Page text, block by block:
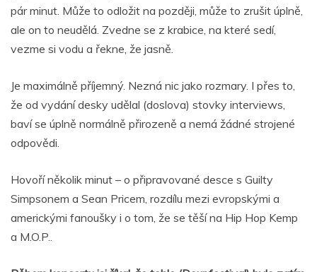
pár minut. Může to odložit na později, může to zrušit úplně,
ale on to neudělá. Zvedne se z krabice, na které sedí,
vezme si vodu a řekne, že jasně.
Je maximálně příjemný. Nezná nic jako rozmary. I přes to,
že od vydání desky udělal (doslova) stovky interviews,
baví se úplně normálně přirozeně a nemá žádné strojené
odpovědi.
Hovoří několik minut – o připravované desce s Guilty
Simpsonem a Sean Pricem, rozdílu mezi evropskými a
americkými fanoušky i o tom, že se těší na Hip Hop Kemp
a M.O.P..